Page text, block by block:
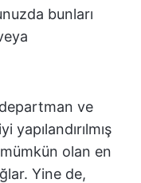
bunları
ve
mümkün olan en
Yine de,